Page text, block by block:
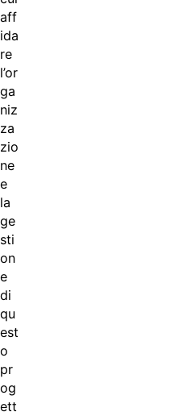
aff
ida
re
l’or
ga
niz
za
zio
ne
e
la
ge
sti
on
e
di
qu
est
o
pr
og
ett